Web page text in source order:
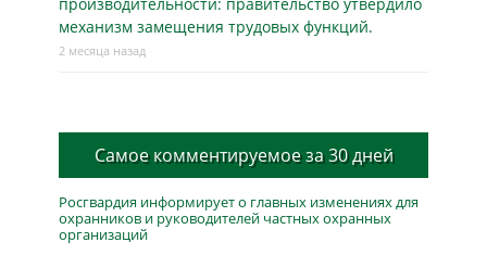
механизм замещения трудовых функций.
2 месяца назад
Самое комментируемое за 30 дней
Росгвардия информирует о главных изменениях для
охранников и руководителей частных охранных
организаций